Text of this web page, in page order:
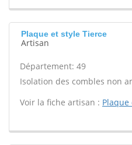
Plaque et style Tierce
Artisan
Département: 49
Isolation des combles non
Voir la fiche artisan : Plaque